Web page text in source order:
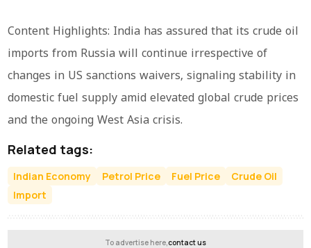
Content Highlights: India has assured that its crude oil
imports from Russia will continue irrespective of
changes in US sanctions waivers, signaling stability in
domestic fuel supply amid elevated global crude prices
and the ongoing West Asia crisis.
Related tags:
Indian Economy Petrol Price Fuel Price
Crude Oil
Import
To advertise here,contact us